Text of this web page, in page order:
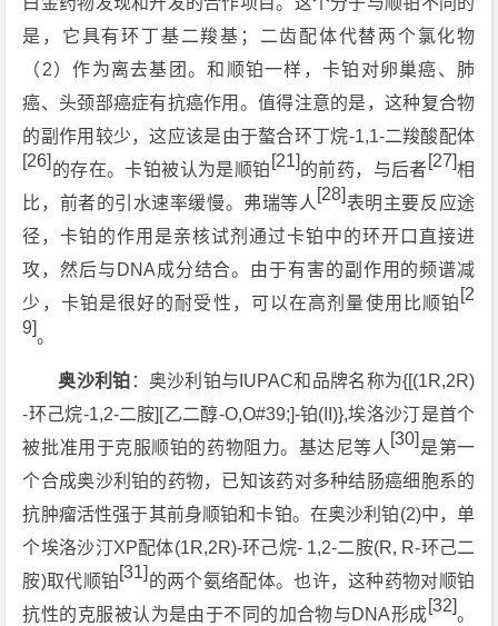
是，它具有环丁基二羧基；二齿配体代替两个氯化物
（2）作为离去基团。和顺铂一样，卡铂对卵巢癌、肺
癌、头颈部癌症有抗癌作用。值得注意的是，这种复合物
的副作用较少，这应该是由于螯合环丁烷-1,1-二羧酸配体
[26] 的存在。卡铂被认为是顺铂 [21]的前药，与后者[27]相
比，前者的引水速率缓慢。弗瑞等人 [28]表明主要反应途
径，卡铂的作用是亲核试剂通过卡铂中的环开口直接进
攻，然后与DNA成分结合。由于有害的副作用的频谱减
少，卡铂是很好的耐受性，可以在高剂量使用比顺铂 [2
9]。
奥沙利铂 ：奥沙利铂与IUPAC和品牌名称为{[(1R,2R)
-环己烷-1,2-二胺][乙二醇-O,O#39;]-铂(II)},埃洛沙汀是首个
被批准用于克服顺铂的药物阻力。基达尼等人 [30] 是第一
个合成奥沙利铂的药物，已知该药对多种结肠癌细胞系的
抗肿瘤活性强于其前身顺铂和卡铂。在奥沙利铂(2)中，单
个埃洛沙汀XP配体(1R,2R)-环己烷- 1,2-二胺(R, R-环己二
胺)取代顺铂[31] 的两个氨络配体。也许，这种药物对顺铂
抗性的克服被认为是由于不同的加合物与DNA形成[32]。